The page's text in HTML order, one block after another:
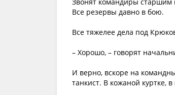
Все резервы давно в бою.
Все тяжелее дела под
– Хорошо, – говорят
И верно, вскоре на
танкист. В кожаной куртке,